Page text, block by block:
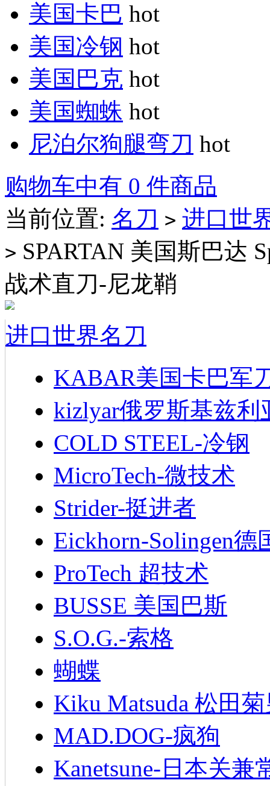
美国卡巴 hot
美国冷钢 hot
美国巴克 hot
美国蜘蛛 hot
尼泊尔狗腿弯刀 hot
购物车中有 0 件商品
当前位置: 名刀 > 进口世
> SPARTAN 美国斯巴达
战术直刀-尼龙鞘
进口世界名刀
KABAR美国卡巴军
kizlyar俄罗斯基兹利
COLD STEEL-冷钢
MicroTech-微技术
Strider-挺进者
Eickhorn-Solingen德
ProTech 超技术
BUSSE 美国巴斯
S.O.G.-索格
蝴蝶
Kiku Matsuda 松田
MAD.DOG-疯狗
Kanetsune-日本关兼